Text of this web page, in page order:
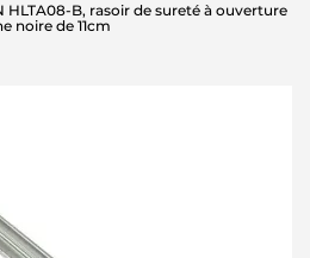
HLTA08-B, rasoir de sureté à ouverture
noire de 11cm